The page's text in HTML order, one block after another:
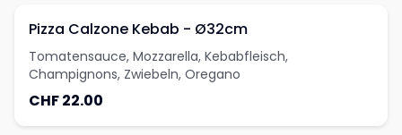
Pizza Calzone Kebab - Ø32cm
Tomatensauce, Mozzarella, Kebabfleisch,
Champignons, Zwiebeln, Oregano
CHF 22.00